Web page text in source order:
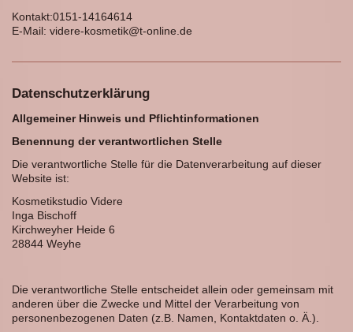
Kontakt:0151-14164614
E-Mail: videre-kosmetik@t-online.de
Datenschutzerklärung
Allgemeiner Hinweis und Pflichtinformationen
Benennung der verantwortlichen Stelle
Die verantwortliche Stelle für die Datenverarbeitung auf dieser
Website ist:
Kosmetikstudio Videre
Inga Bischoff
Kirchweyher Heide 6
28844 Weyhe
Die verantwortliche Stelle entscheidet allein oder gemeinsam mit
anderen über die Zwecke und Mittel der Verarbeitung von
personenbezogenen Daten (z.B. Namen, Kontaktdaten o. Ä.).